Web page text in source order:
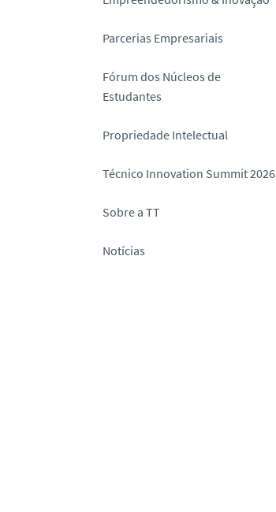
Parcerias Empresariais
Fórum dos Núcleos de
Estudantes
Propriedade Intelectual
Técnico Innovation Summit 2026
Sobre a TT
Notícias